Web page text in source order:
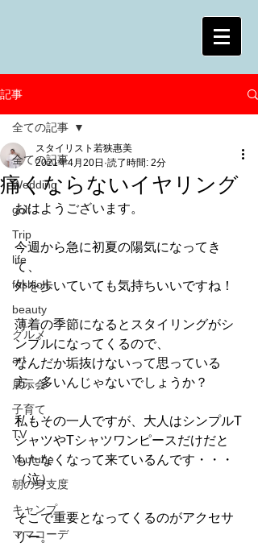
記事
全ての記事
Wedding
golf
Trip
life
fashion
beauty
グルメ
art
展示会
子育て
TV
Youtube
朝の身支度
キャンプ
ママコーデ
全ての記事
痛くならないイヤリング
スタイリスト若狭惠美
2021年4月20日 読了時間: 2分
おはようございます。
今週から急に初夏の陽気になってき
て、
外を歩いていても気持ちいいですね！
薄着の季節になるとスタイリングがシ
ンプルになってくるので、
なんだか垢抜けないって思っている
方、多いんじゃないでしょうか？
私もその一人ですが、大人はシンプルT
シャツやTシャツワンピースだけだと
もたなくなって来ているんです・・・
（泣）
そこで重要となってくるのがアクセサ
リー。